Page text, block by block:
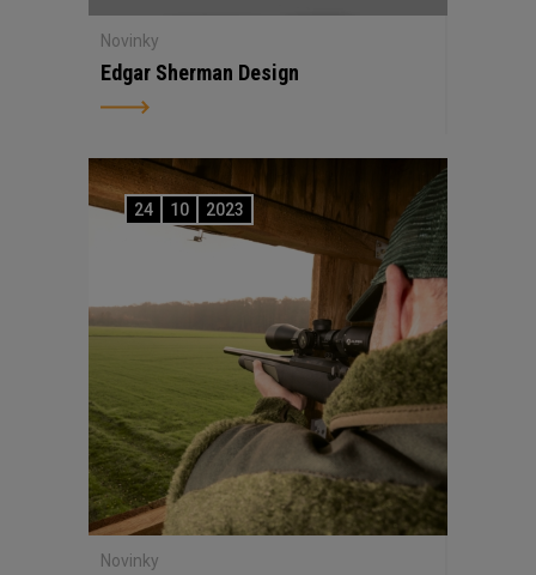
Novinky
Edgar Sherman Design
24 10 2023
Novinky